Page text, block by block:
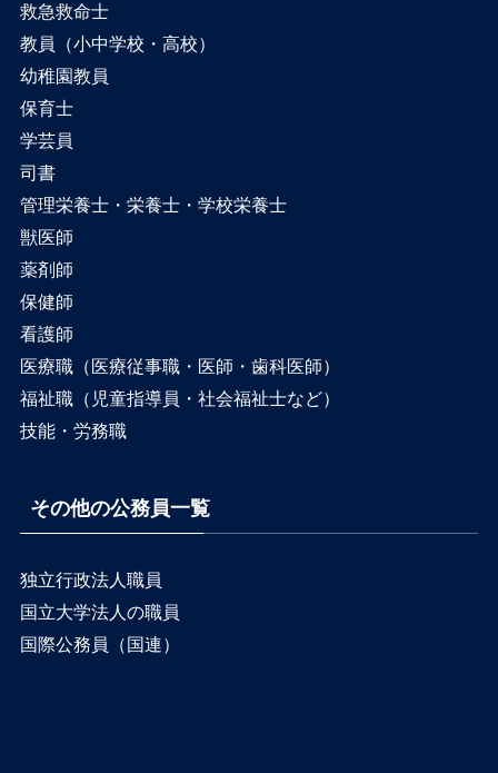
救急救命士
教員（小中学校・高校）
幼稚園教員
保育士
学芸員
司書
管理栄養士・栄養士・学校栄養士
獣医師
薬剤師
保健師
看護師
医療職（医療従事職・医師・歯科医師）
福祉職（児童指導員・社会福祉士など）
技能・労務職
その他の公務員一覧
独立行政法人職員
国立大学法人の職員
国際公務員（国連）